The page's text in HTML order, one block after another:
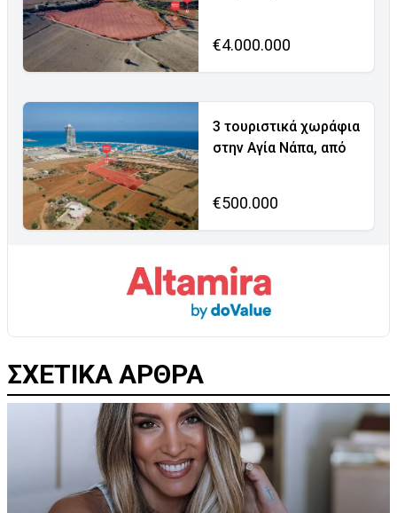
€4.000.000
3 τουριστικά χωράφια
στην Αγία Νάπα, από
€500.000
ΣΧΕΤΙΚΑ ΑΡΘΡΑ